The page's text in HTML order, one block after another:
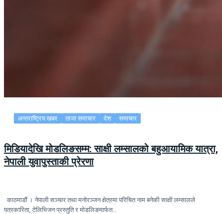
अन्तराष्ट्रिय खबर ताजा समाचार देश समाचार
मिडियादेखि मोडलिङसम्म: साक्षी लम्सालको बहुआयामिक यात्रा,
नेपाली युवापुस्ताकी प्रेरणा
काठमाडौं । नेपाली सञ्चार तथा मनोरञ्जन क्षेत्रमा परिचित नाम बनेकी साक्षी लम्सालले
पत्रकारिता, टेलिभिजन प्रस्तुति र मोडलिङमार्फत…